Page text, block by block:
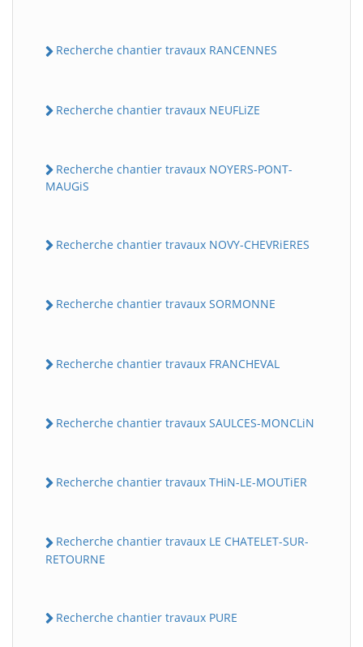
Recherche chantier travaux RANCENNES
Recherche chantier travaux NEUFLiZE
Recherche chantier travaux NOYERS-PONT-
MAUGiS
Recherche chantier travaux NOVY-CHEVRiERES
Recherche chantier travaux SORMONNE
Recherche chantier travaux FRANCHEVAL
Recherche chantier travaux SAULCES-MONCLiN
Recherche chantier travaux THiN-LE-MOUTiER
Recherche chantier travaux LE CHATELET-SUR-
RETOURNE
Recherche chantier travaux PURE